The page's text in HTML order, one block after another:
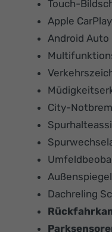
Touch-
Apple CarPlay
Android Auto
City-
Dachreling